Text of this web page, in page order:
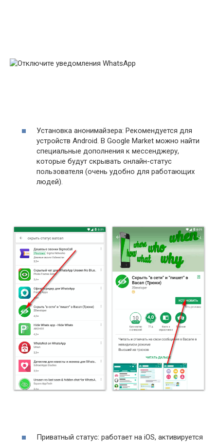
Установка анонимайзера: Рекомендуется для
устройств Android. В Google Market можно найти
специальные дополнения к мессенджеру,
которые будут скрывать онлайн-статус
пользователя (очень удобно для работающих
людей).
Приватный статус: работает на iOS, активируется